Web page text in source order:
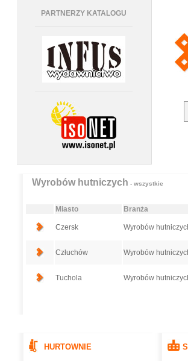
PARTNERZY KATALOGU
Wyrobów hutniczych - wszystkie
Miasto Branża
Czersk Wyrobów
Człuchów Wyrobów
Tuchola Wyrobów
HURTOWNIE